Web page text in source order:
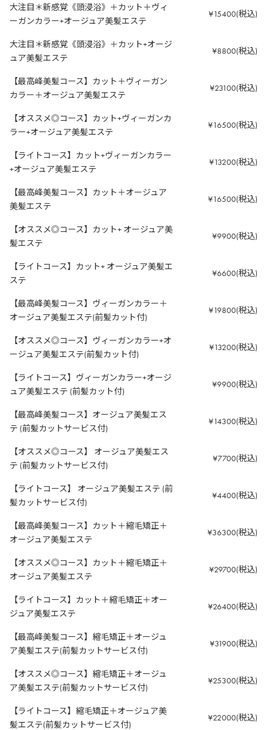
大注目＊新感覚《頭浸浴》＋カット＋ヴィ
ーガンカラー+オージュア美髪エステ
¥15400(税込)
大注目＊新感覚《頭浸浴》＋カット+オージ
ュア美髪エステ
¥8800(税込)
【最高峰美髪コース】カット＋ヴィーガン
カラー＋オージュア美髪エステ
¥23100(税込)
【オススメ◎コース】カット+ヴィーガンカ
ラー+オージュア美髪エステ
¥16500(税込)
【ライトコース】カット+ヴィーガンカラー
+オージュア美髪エステ
¥13200(税込)
【最高峰美髪コース】カット＋オージュア
美髪エステ
¥16500(税込)
【オススメ◎コース】カット+ オージュア美
髪エステ
¥9900(税込)
【ライトコース】カット+ オージュア美髪エ
ステ
¥6600(税込)
【最高峰美髪コース】ヴィーガンカラー＋
オージュア美髪エステ(前髪カット付)
¥19800(税込)
【オススメ◎コース】ヴィーガンカラー+オ
ージュア美髪エステ(前髪カット付)
¥13200(税込)
【ライトコース】ヴィーガンカラー+オージ
ュア美髪エステ (前髪カット付)
¥9900(税込)
【最高峰美髪コース】オージュア美髪エス
テ (前髪カットサービス付)
¥14300(税込)
【オススメ◎コース】 オージュア美髪エス
テ (前髪カットサービス付)
¥7700(税込)
【ライトコース】 オージュア美髪エステ (前
髪カットサービス付)
¥4400(税込)
【最高峰美髪コース】カット＋縮毛矯正＋
オージュア美髪エステ
¥36300(税込)
【オススメ◎コース】カット＋縮毛矯正＋
オージュア美髪エステ
¥29700(税込)
【ライトコース】カット＋縮毛矯正＋オー
ジュア美髪エステ
¥26400(税込)
【最高峰美髪コース】縮毛矯正＋オージュ
ア美髪エステ(前髪カットサービス付)
¥31900(税込)
【オススメ◎コース】縮毛矯正＋オージュ
ア美髪エステ(前髪カットサービス付)
¥25300(税込)
【ライトコース】縮毛矯正＋オージュア美
髪エステ(前髪カットサービス付)
¥22000(税込)